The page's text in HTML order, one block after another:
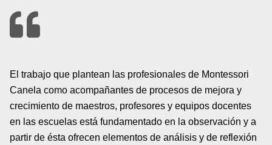
El trabajo que plantean las profesionales de Montessori
Canela como acompañantes de procesos de mejora y
crecimiento de maestros, profesores y equipos docentes
en las escuelas está fundamentado en la observación y a
partir de ésta ofrecen elementos de análisis y de reflexión